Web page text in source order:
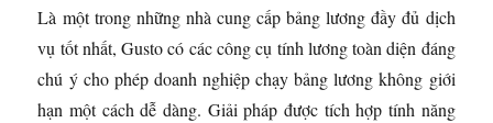
Là một trong những nhà cung cấp bảng lương đầy đủ dịch
vụ tốt nhất, Gusto có các công cụ tính lương toàn diện đáng
chú ý cho phép doanh nghiệp chạy bảng lương không giới
hạn một cách dễ dàng. Giải pháp được tích hợp tính năng